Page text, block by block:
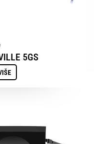
5GS